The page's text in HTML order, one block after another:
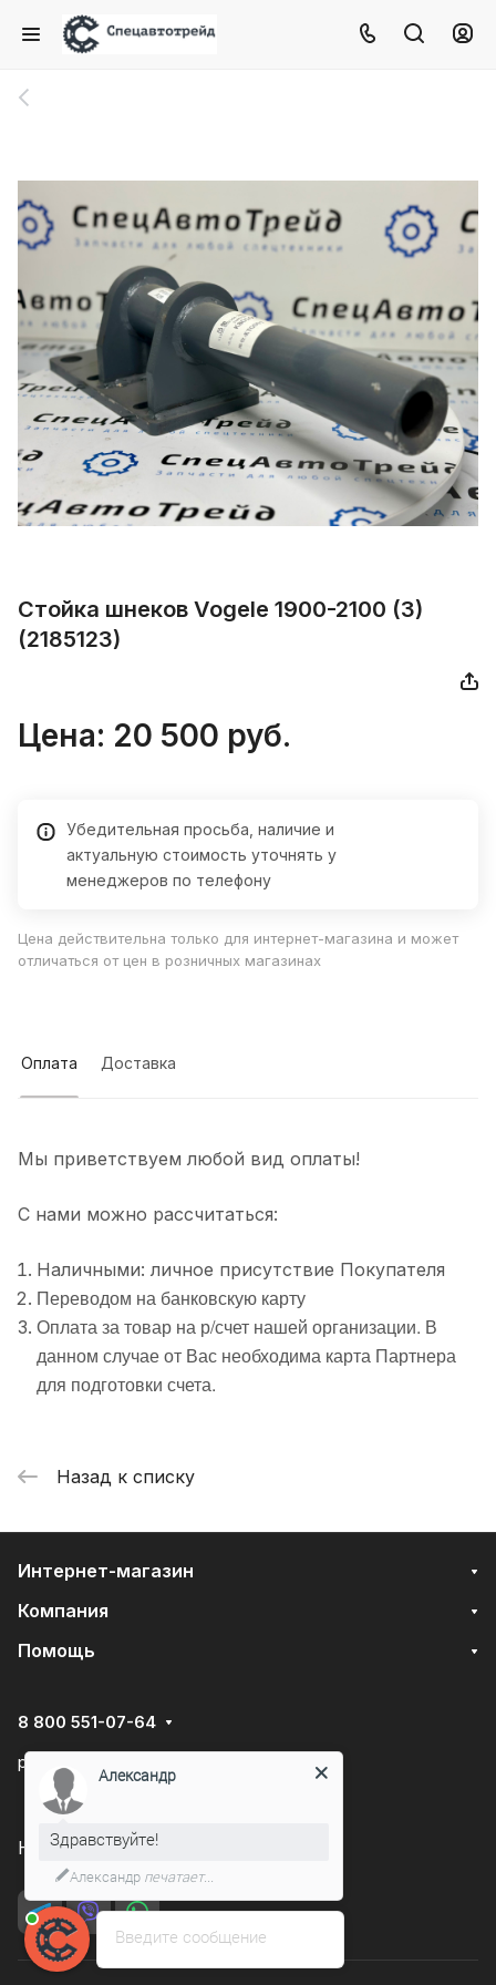
Стойка шнеков Vogele 1900-2100 (3)
(2185123)
Цена: 20 500 руб.
Убедительная просьба, наличие и
актуальную стоимость уточнять у
менеджеров по телефону
Цена действительна только для интернет-магазина и может
отличаться от цен в розничных магазинах
Оплата Доставка
Мы приветствуем любой вид оплаты!
С нами можно рассчитаться:
Наличными: личное присутствие Покупателя
Переводом на банковскую карту
Оплата за товар на р/счет нашей организации. В
данном случае от Вас необходима карта Партнера
для подготовки счета.
Назад к списку
Интернет-магазин
Компания
Помощь
8 800 551-07-64
podarovdr@specautotrade.pro
Нижний Новгород, Чаадаева д.10к
Введите сообщение
Александр
Здравствуйте!
Александр печатает...